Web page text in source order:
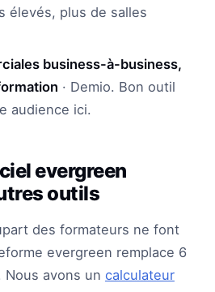
élevés, plus de salles
business-à-business,
· Demio. Bon outil
audience ici.
evergreen
outils
des formateurs ne font
evergreen remplace 6
Nous avons un calculateur